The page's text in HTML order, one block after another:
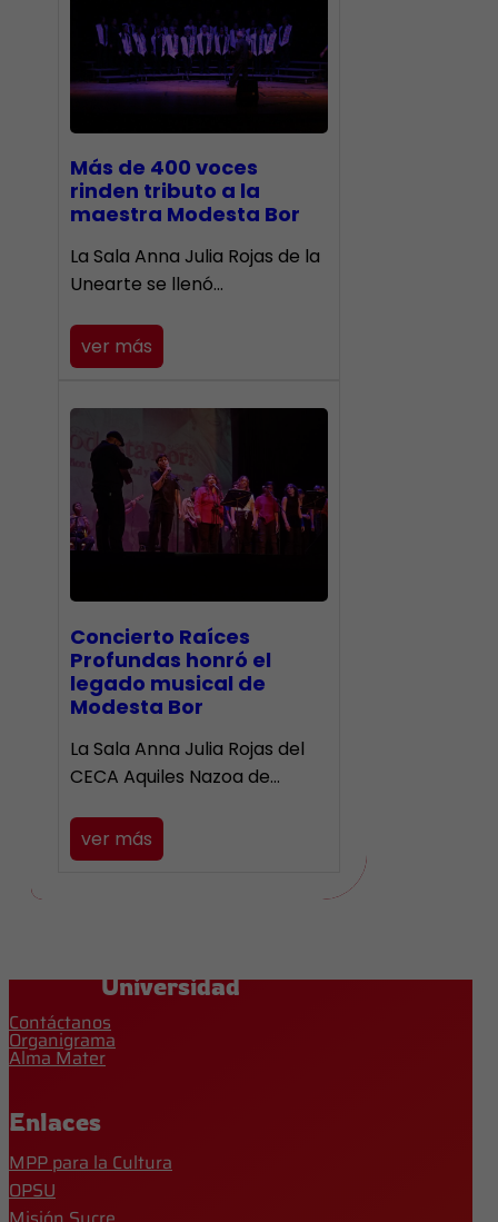
Más de 400 voces
rinden tributo a la
maestra Modesta Bor
​La Sala Anna Julia Rojas de la
Unearte se llenó…
ver más
​Concierto Raíces
Profundas honró el
legado musical de
Modesta Bor
La Sala Anna Julia Rojas del
CECA Aquiles Nazoa de…
ver más
Universidad
Contáctanos
Organigrama
Alma Mater
Enlaces
MPP para la Cultura
OPSU